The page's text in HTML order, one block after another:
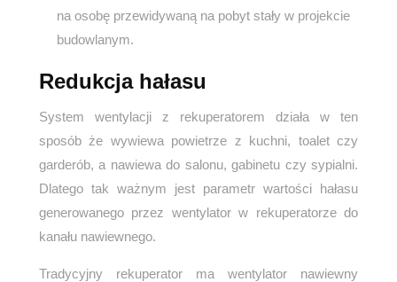
na osobę przewidywaną na pobyt stały w projekcie
budowlanym.
Redukcja hałasu
System wentylacji z rekuperatorem działa w ten
sposób że wywiewa powietrze z kuchni, toalet czy
garderób, a nawiewa do salonu, gabinetu czy sypialni.
Dlatego tak ważnym jest parametr wartości hałasu
generowanego przez wentylator w rekuperatorze do
kanału nawiewnego.
Tradycyjny rekuperator ma wentylator nawiewny